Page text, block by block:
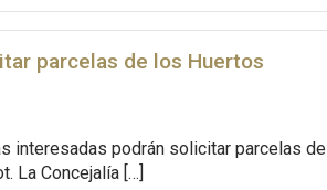
parcelas de los Huertos
interesadas podrán solicitar parcelas de
La Concejalía […]